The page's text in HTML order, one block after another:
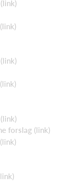
(link)
(link)
(link)
forslag (link)
(link)